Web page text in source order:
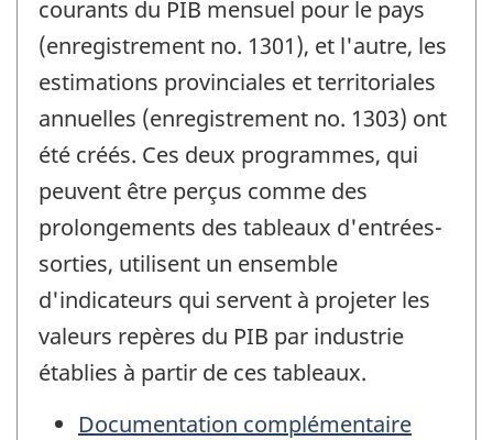
courants du PIB mensuel pour le pays
(enregistrement no. 1301), et l'autre, les
estimations provinciales et territoriales
annuelles (enregistrement no. 1303) ont
été créés. Ces deux programmes, qui
peuvent être perçus comme des
prolongements des tableaux d'entrées-
sorties, utilisent un ensemble
d'indicateurs qui servent à projeter les
valeurs repères du PIB par industrie
établies à partir de ces tableaux.
Documentation complémentaire